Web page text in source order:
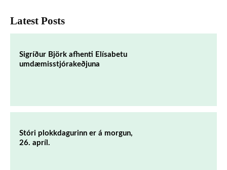
Latest Posts
Sigríður Björk afhenti Elísabetu
umdæmisstjórakeðjuna
Stóri plokkdagurinn er á morgun,
26. apríl.